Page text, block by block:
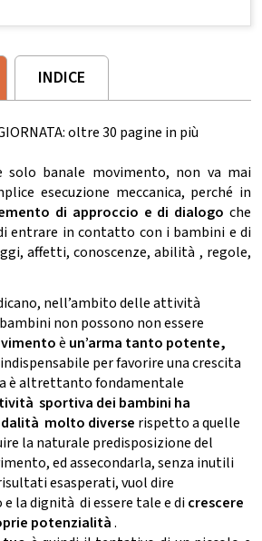
INDICE
oltre 30 pagine in più
solo banale movimento, non va mai
esecuzione meccanica, perché in
di approccio e di dialogo che
entrare in contatto con i bambini e di
affetti, conoscenze, abilità , regole,
nell’ambito delle attività
non possono non essere
è un’arma tanto potente,
per favorire una crescita
è altrettanto fondamentale
sportiva dei bambini ha
molto diverse rispetto a quelle
la naturale predisposizione del
ed assecondarla, senza inutili
esasperati, vuol dire
la dignità di essere tale e dicrescere
potenzialità.